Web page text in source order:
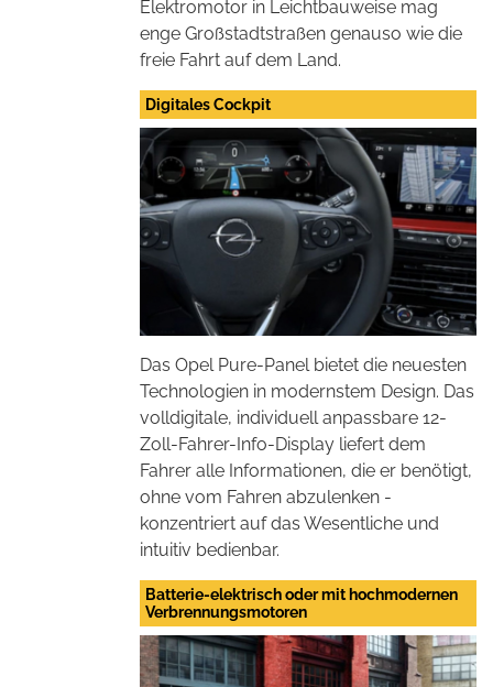
Elektromotor in Leichtbauweise mag
enge Großstadtstraßen genauso wie die
freie Fahrt auf dem Land.
Digitales Cockpit
Das Opel Pure-Panel bietet die neuesten
Technologien in modernstem Design. Das
volldigitale, individuell anpassbare 12-
Zoll-Fahrer-Info-Display liefert dem
Fahrer alle Informationen, die er benötigt,
ohne vom Fahren abzulenken -
konzentriert auf das Wesentliche und
intuitiv bedienbar.
Batterie-elektrisch oder mit hochmodernen
Verbrennungsmotoren